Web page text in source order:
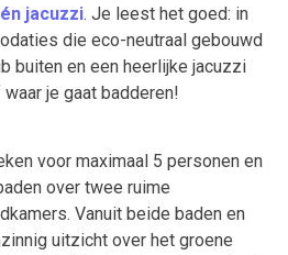
jacuzzi. Je leest het goed: in
die eco-neutraal gebouwd
buiten en een heerlijke jacuzzi
je gaat badderen!
voor maximaal 5 personen en
over twee ruime
Vanuit beide baden en
uitzicht over het groene